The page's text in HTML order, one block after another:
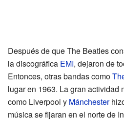
Después de que The Beatles
la discográfica EMI, dejaron de
Entonces, otras bandas como
lugar en 1963. La gran actividad
como Liverpool y Mánchester
música se fijaran en el norte de